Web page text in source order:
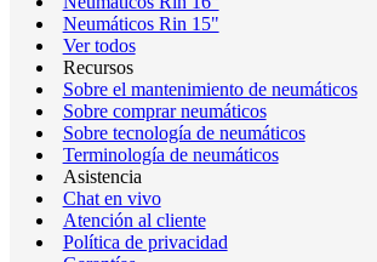
Neumáticos Rin 15"
Ver todos
Recursos
Sobre el mantenimiento de neumáticos
Sobre comprar neumáticos
Sobre tecnología de neumáticos
Terminología de neumáticos
Asistencia
Chat en vivo
Atención al cliente
Política de privacidad